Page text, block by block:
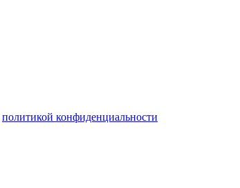
политикой конфиденциальности